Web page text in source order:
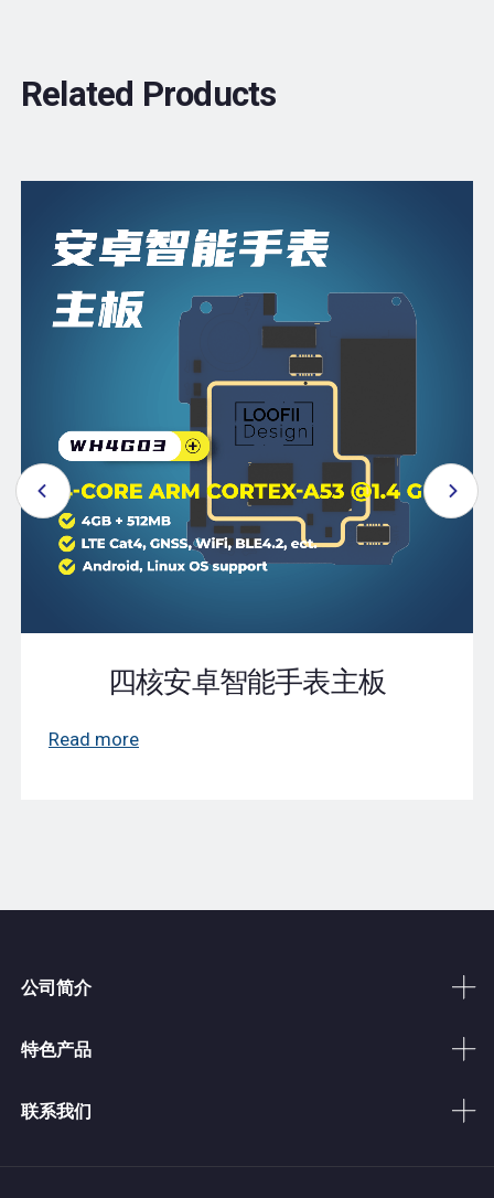
Related Products
四核安卓智能手表主板
Read more
公司简介
特色产品
联系我们